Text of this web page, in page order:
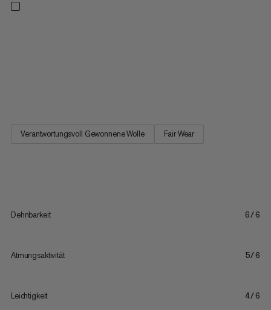
Verantwortungsvoll Gewonnene Wolle Fair Wear
Dehnbarkeit 6/6
Atmungsaktivität 5/6
Leichtigkeit 4/6